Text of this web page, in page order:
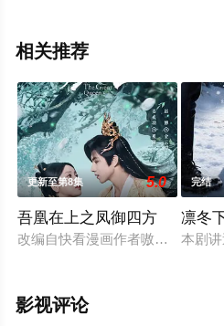
相关推荐
更新至第8集 5.0
吾凰在上之凤御四方
改编自快看漫画作者嗷小泽的独
完结
凛冬
本剧
影视评论